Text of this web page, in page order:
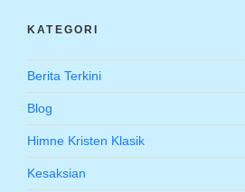
KATEGORI
Berita Terkini
Blog
Himne Kristen Klasik
Kesaksian